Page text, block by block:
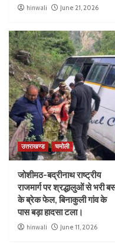
hinwali June 21, 2026
उत्तराखण्ड चमोली
जोशीमठ-बद्रीनाथ राष्ट्रीय
राजमार्ग पर श्रद्धालुओं से भरी
के ब्रेक फेल, बिनाकुली गांव के
पास बड़ा हादसा टला।
hinwali June 11, 2026